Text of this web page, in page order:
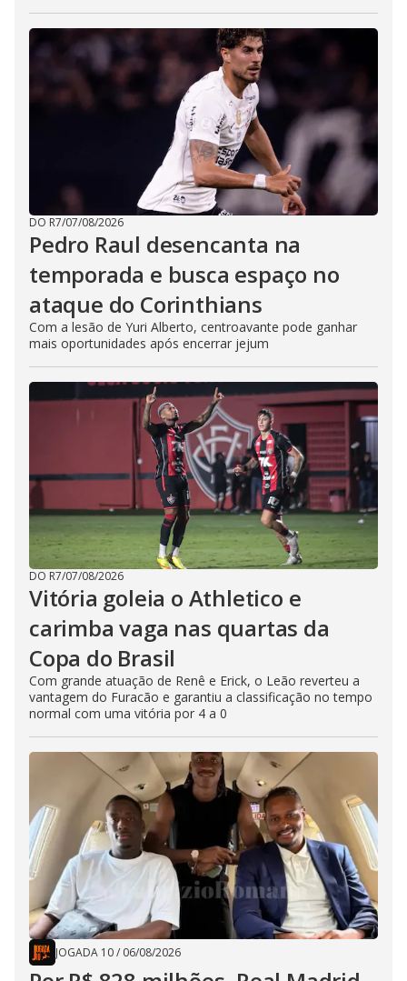
DO R7/07/08/2026
Pedro Raul desencanta na
temporada e busca espaço no
ataque do Corinthians
Com a lesão de Yuri Alberto, centroavante pode ganhar
mais oportunidades após encerrar jejum
DO R7/07/08/2026
Vitória goleia o Athletico e
carimba vaga nas quartas da
Copa do Brasil
Com grande atuação de Renê e Erick, o Leão reverteu a
vantagem do Furacão e garantiu a classificação no tempo
normal com uma vitória por 4 a 0
JOGADA 10/ 06/08/2026